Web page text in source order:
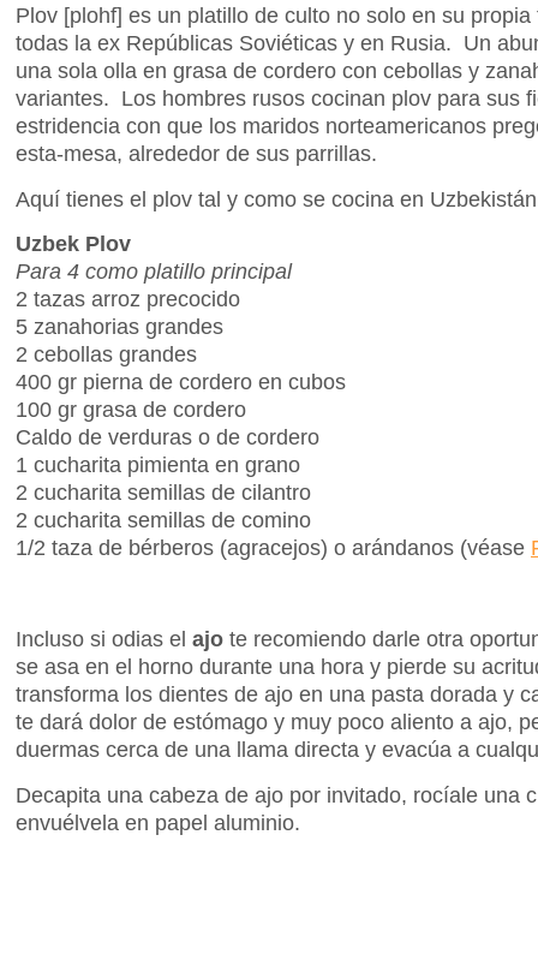
Plov [plohf] es un platillo de culto no solo en su
todas la ex Repúblicas Soviéticas y en Rusia. Un
una sola olla en grasa de cordero con cebollas y
variantes. Los hombres rusos cocinan plov para sus
estridencia con que los maridos norteamericanos
esta-mesa, alrededor de sus parrillas.
Aquí tienes el plov tal y como se cocina en
Uzbek Plov
Para 4 como platillo principal
2 tazas arroz precocido
5 zanahorias grandes
2 cebollas grandes
400 gr pierna de cordero en cubos
100 gr grasa de cordero
Caldo de verduras o de cordero
1 cucharita pimienta en grano
2 cucharita semillas de cilantro
2 cucharita semillas de comino
1/2 taza de bérberos (agracejos) o arándanos (véase
Incluso si odias el ajo te recomiendo darle otra
se asa en el horno durante una hora y pierde su
transforma los dientes de ajo en una pasta dorada y
te dará dolor de estómago y muy poco aliento a ajo,
duermas cerca de una llama directa y evacúa a
Decapita una cabeza de ajo por invitado, rocíale una
envuélvela en papel aluminio.